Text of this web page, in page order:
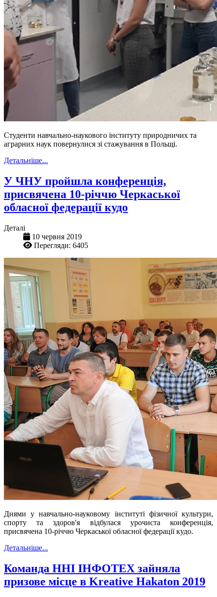
Студенти навчально-наукового інституту природничих та
аграрних наук повернулися зі стажування в Польщі.
Детальніше...
У ЧНУ пройшла конференція,
присвячена 10-річчю Черкаської
обласної федерації кудо
Деталі
10 червня 2019
Перегляди: 6405
Днями у навчально-науковому інституті фізичної культури,
спорту та здоров'я відбулася урочиста конференція,
присвячена 10-річчю Черкаської обласної федерації кудо.
Детальніше...
Команда ННІ ІНФОТЕХ зайняла
призове місце в Kreative Hakaton 2019